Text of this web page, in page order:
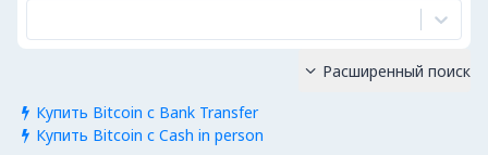
 Купить Bitcoin с Bank Transfer
 Купить Bitcoin с Cash in person
 Расширенный поиск